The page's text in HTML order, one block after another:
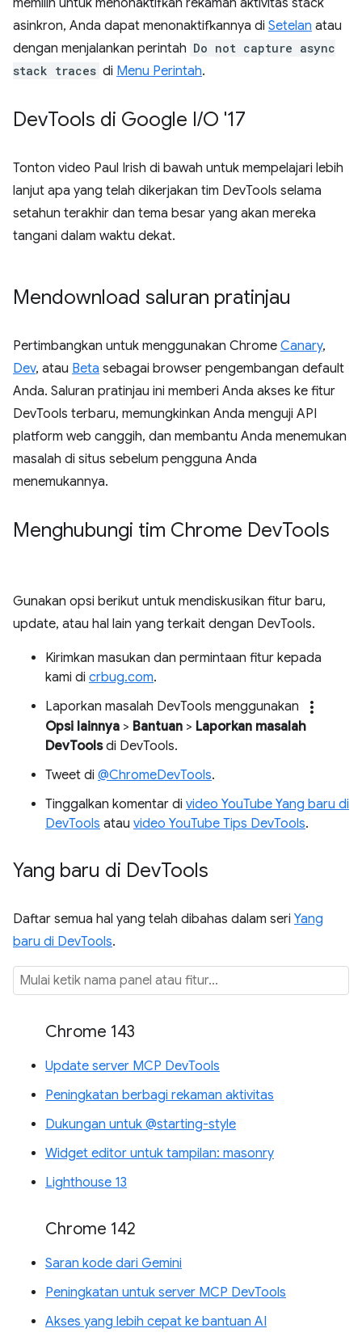
asinkron, Anda dapat menonaktifkannya di Setelan atau
dengan menjalankan perintah Do not capture async
stack traces di Menu Perintah.
DevTools di Google I/O '17
Tonton video Paul Irish di bawah untuk mempelajari lebih
lanjut apa yang telah dikerjakan tim DevTools selama
setahun terakhir dan tema besar yang akan mereka
tangani dalam waktu dekat.
Mendownload saluran pratinjau
Pertimbangkan untuk menggunakan Chrome Canary,
Dev, atau Beta sebagai browser pengembangan default
Anda. Saluran pratinjau ini memberi Anda akses ke fitur
DevTools terbaru, memungkinkan Anda menguji API
platform web canggih, dan membantu Anda menemukan
masalah di situs sebelum pengguna Anda
menemukannya.
Menghubungi tim Chrome DevTools
Gunakan opsi berikut untuk mendiskusikan fitur baru,
update, atau hal lain yang terkait dengan DevTools.
Kirimkan masukan dan permintaan fitur kepada
kami di crbug.com.
Laporkan masalah DevTools menggunakan
more_vert
Opsi lainnya > Bantuan > Laporkan masalah
DevToolsdi DevTools.
Tweet di @ChromeDevTools.
Tinggalkan komentar di video YouTube Yang baru di
DevTools atau video YouTube Tips DevTools.
Yang baru di DevTools
Daftar semua hal yang telah dibahas dalam seri Yang
baru di DevTools.
Chrome 143
Update server MCP DevTools
Peningkatan berbagi rekaman aktivitas
Dukungan untuk @starting-style
Widget editor untuk tampilan: masonry
Lighthouse 13
Chrome 142
Saran kode dari Gemini
Peningkatan untuk server MCP DevTools
Akses yang lebih cepat ke bantuan AI